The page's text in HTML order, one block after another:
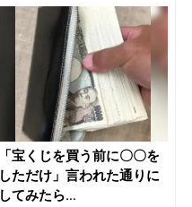
「宝くじを買う前に〇〇を
しただけ」言われた通りに
してみたら…